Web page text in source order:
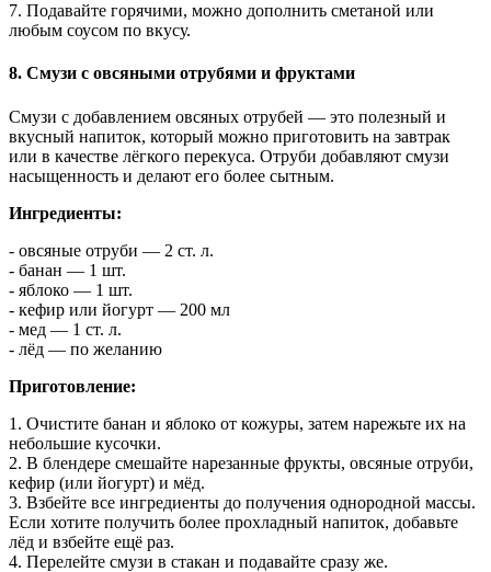
7. Подавайте горячими, можно дополнить сметаной или
любым соусом по вкусу.
8. Смузи с овсяными отрубями и фруктами
Смузи с добавлением овсяных отрубей — это полезный и
вкусный напиток, который можно приготовить на завтрак
или в качестве лёгкого перекуса. Отруби добавляют смузи
насыщенность и делают его более сытным.
Ингредиенты:
- овсяные отруби — 2 ст. л.
- банан — 1 шт.
- яблоко — 1 шт.
- кефир или йогурт — 200 мл
- мед — 1 ст. л.
- лёд — по желанию
Приготовление:
1. Очистите банан и яблоко от кожуры, затем нарежьте их на
небольшие кусочки.
2. В блендере смешайте нарезанные фрукты, овсяные отруби,
кефир (или йогурт) и мёд.
3. Взбейте все ингредиенты до получения однородной массы.
Если хотите получить более прохладный напиток, добавьте
лёд и взбейте ещё раз.
4. Перелейте смузи в стакан и подавайте сразу же.